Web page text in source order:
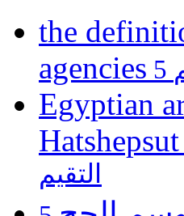
the
agencies
Egyptian
التقيم